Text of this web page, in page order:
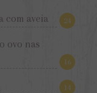
com aveia 24
ovo nas
16
14